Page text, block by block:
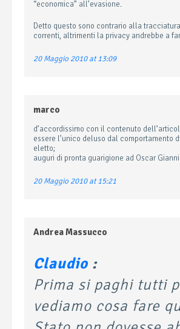
“economica” all’evasione.
Detto questo sono contrario alla
correnti, altrimenti la privacy andrebbe a
20 Maggio 2010 at 13:09
marco
d’accordissimo con il contenuto
essere l’unico deluso dal comportamento
eletto;
auguri di pronta guarigione ad Oscar
20 Maggio 2010 at 15:21
Andrea Massucco
Claudio :
Prima si paghi tutti
vediamo cosa fare